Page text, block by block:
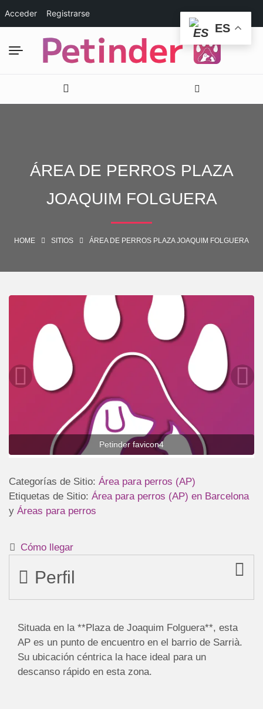
Acceder Registrarse
ÁREA DE PERROS PLAZA
JOAQUIM FOLGUERA
HOME SITIOS ÁREA DE PERROS PLAZA JOAQUIM FOLGUERA
Petinder favicon4
Categorías de Sitio: Área para perros (AP)
Etiquetas de Sitio: Área para perros (AP) en Barcelona
y Áreas para perros
Cómo llegar
Perfil
Situada en la **Plaza de Joaquim Folguera**, esta
AP es un punto de encuentro en el barrio de Sarrià.
Su ubicación céntrica la hace ideal para un
descanso rápido en esta zona.
ES